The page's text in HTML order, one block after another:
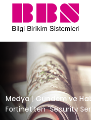
Fortinet'ten
Medya | Gündem ve
Fortinet'ten "Security